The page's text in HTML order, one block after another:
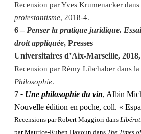
Recension par Yves Krumenacker dans
protestantisme, 2018-4.
6 – Penser la pratique juridique.
droit appliquée, Presses
Universitaires d’Aix-Marseille,
Recension par Rémy Libchaber dans la
Philosophie.
7 - Une philosophie du vin, Albin
Nouvelle édition en poche, coll. «
Recensions par Robert Maggiori dans
par Maurice-Ruben Hayoun dans The Times